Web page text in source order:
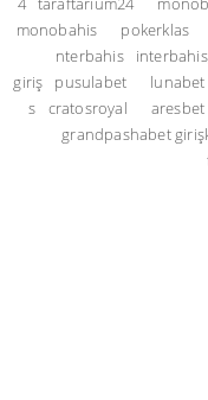
monobahis
pokerklas
nterbahis
giriş
pusulabet lunabet
s
cratosroyal aresbet
grandpashabet giriş